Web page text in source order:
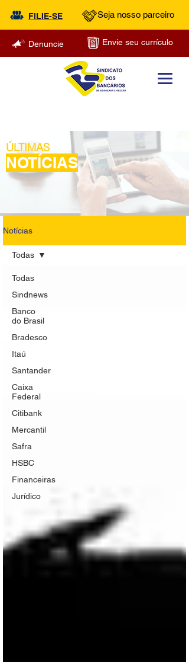
FILIE-SE Seja nosso parceiro
Denuncie Envie seu currículo
ÚLTIMAS
NOTÍCIAS
Notícias
Todas
Sindnews
Banco
do Brasil
Bradesco
Itaú
Santander
Caixa
Federal
Citibank
Mercantil
Safra
HSBC
Financeiras
Jurídico
Todas